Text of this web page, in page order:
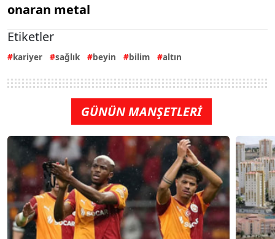
onaran metal
Etiketler
kariyer sağlık beyin bilim altın
GÜNÜN MANŞETLERİ